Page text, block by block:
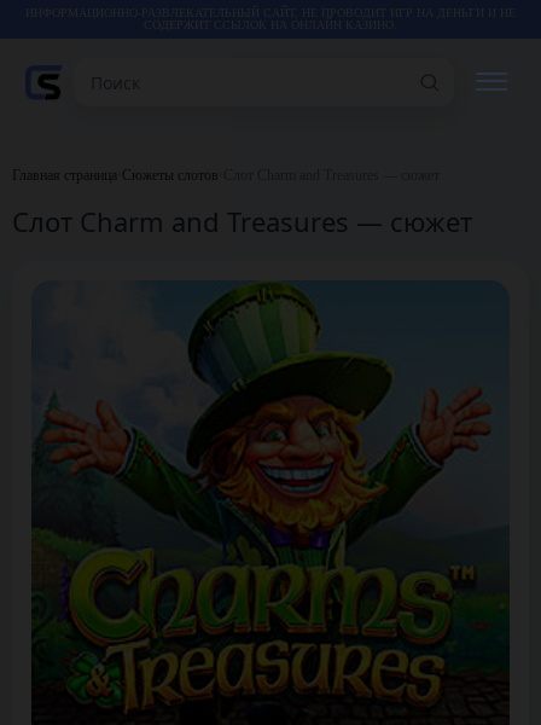
СОДЕРЖИТ ССЫЛОК НА ОНЛАЙН КАЗИНО.
КАЗИНО
ВИДЕО
Главная страница Сюжеты слотов
Слот Charm and Treasures — сюжет